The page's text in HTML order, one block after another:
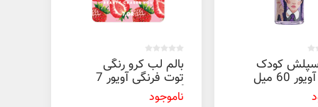
کودک
60 ميل
بالم لب کرو رنگی
توت فرنگی آویور 7
گرم
ناموجود